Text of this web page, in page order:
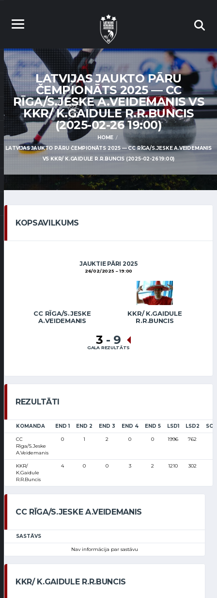
LATVIJAS JAUKTO PĀRU
ČEMPIONĀTS 2025 — CC
RĪGA/S.JESKE A.VEIDEMANIS VS
KKR/ K.GAIDULE R.R.BUNCIS
(2025-02-26 19:00)
HOME
LATVIJAS JAUKTO PĀRU ČEMPIONĀTS 2025 — CC RĪGA/S.JESKE A.VEIDEMANIS
VS KKR/ K.GAIDULE R.R.BUNCIS (2025-02-26 19:00)
KOPSAVILKUMS
JAUKTIE PĀRI 2025
26/02/2025 19:00
CC RĪGA/S.JESKE
A.VEIDEMANIS
KKR/ K.GAIDULE
R.R.BUNCIS
3 - 9
GALA REZULTĀTS
REZULTĀTI
KOMANDA END 1 END 2 END 3 END 4 END 5 LSD1 LSD2
CC
Rīga/S.Jeske
A.Veidemanis
0 1 2 0 0 1996 762
KKR/
K.Gaidule
R.R.Buncis
4 0 0 3 2 1210 302
CC RĪGA/S.JESKE A.VEIDEMANIS
SASTĀVS
Nav informācija par sastāvu
KKR/ K.GAIDULE R.R.BUNCIS